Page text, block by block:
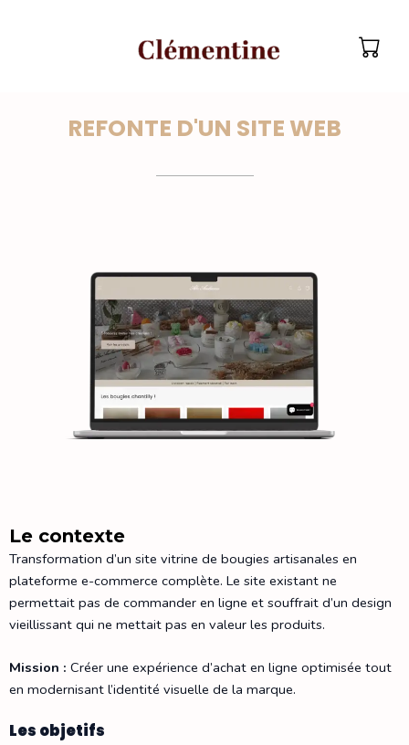
REFONTE D'UN SITE WEB
Le contexte
Transformation d’un site vitrine de bougies artisanales en
plateforme e-commerce complète. Le site existant ne
permettait pas de commander en ligne et souffrait d’un design
vieillissant qui ne mettait pas en valeur les produits.
Mission : Créer une expérience d’achat en ligne optimisée tout
en modernisant l’identité visuelle de la marque.
Les objetifs